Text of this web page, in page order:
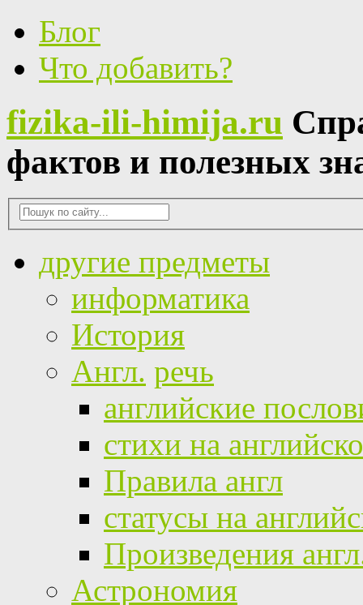
Блог
Что добавить?
fizika-ili-himija.ru
фактов и полезных
другие предметы
информатика
История
Англ. речь
английские
стихи на
Правила англ
статусы на
Произведения
Астрономия